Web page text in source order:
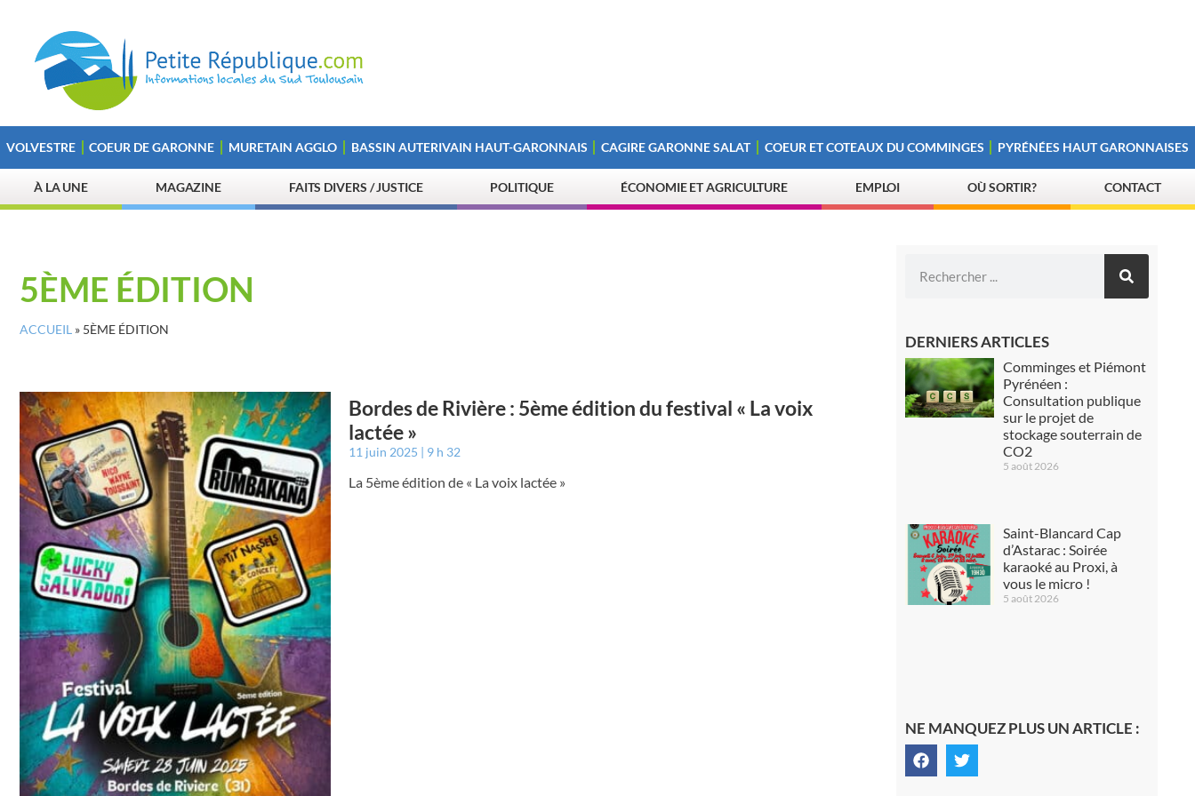
VOLVESTRE COEUR DE GARONNE MURETAIN AGGLO BASSIN AUTERIVAIN HAUT-GARONNAIS CAGIRE GARONNE SALAT COEUR ET COTEAUX DU COMMINGES PYRÉNÉES HAUT GARONNAISES
À LA UNE MAGAZINE FAITS DIVERS / JUSTICE POLITIQUE ÉCONOMIE ET AGRICULTURE EMPLOI OÙ SORTIR? CONTACT
5ÈME ÉDITION
ACCUEIL » 5ÈME ÉDITION
Bordes de Rivière : 5ème édition du festival « La voix
lactée »
11 juin 2025 9 h 32
La 5ème édition de « La voix lactée »
DERNIERS ARTICLES
Comminges et Piémont
Pyrénéen :
Consultation publique
sur le projet de
stockage souterrain de
CO2
5 août 2026
Saint-Blancard Cap
d’Astarac : Soirée
karaoké au Proxi, à
vous le micro !
5 août 2026
NE MANQUEZ PLUS UN ARTICLE :